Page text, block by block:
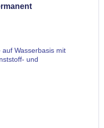
Wasserbasis mit
und